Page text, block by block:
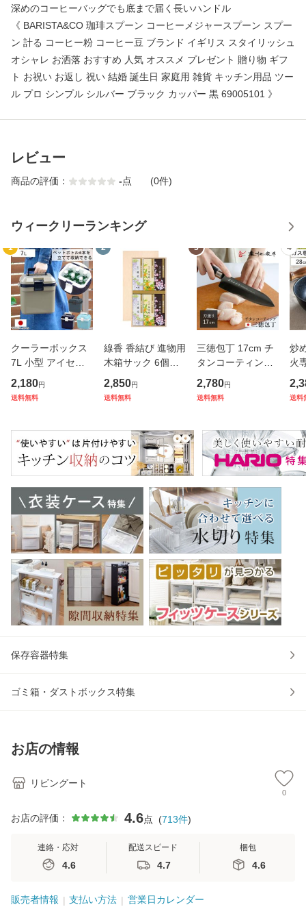
深めのコーヒーバッグでも底まで届く長いハンドル
《 BARISTA&CO 珈琲スプーン コーヒーメジャースプーン スプー
ン 計る コーヒー粉 コーヒー豆 ブランド イギリス スタイリッシュ
オシャレ お洒落 おすすめ 人気 オススメ プレゼント 贈り物 ギフ
ト お祝い お返し 祝い 結婚 誕生日 家庭用 雑貨 キッチン用品 ツー
ル プロ シンプル シルバー ブラック カッパー 黒 69005101 》
レビュー
商品の評価： -点 (0件)
ウィークリーランキング
1
クーラーボックス
7L 小型 アイセル1
0 ハードタイプ （
保冷 クーラーBOX
保冷ボックス クー
ックス 7リットル
クーラー
2,180円
送料無料
2
線香 香結び 進物用
木箱サック 6個入
り ギフト （ お線
香 微煙 仏壇 お墓
参り お彼岸 法事
プレゼント 贈り物
）
2,850円
送料無料
3
三徳包丁 17cm チ
タンコーティング
濃州正宗 日本製 （
包丁 万能包丁 料理
包丁 分化包丁 17
5ミリ チタン 錆び
にくい 切
2,780円
送料無料
4
炒
火
モ
ル
深
ン
K
送料
保存容器特集
ゴミ箱・ダストボックス特集
お店の情報
リビングート
0
お店の評価： 4.6点 (713件)
連絡・応対
4.6
配送スピード
4.7
梱包
4.6
販売者情報 支払い方法 営業日カレンダー